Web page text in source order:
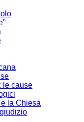
le cause
la Chiesa